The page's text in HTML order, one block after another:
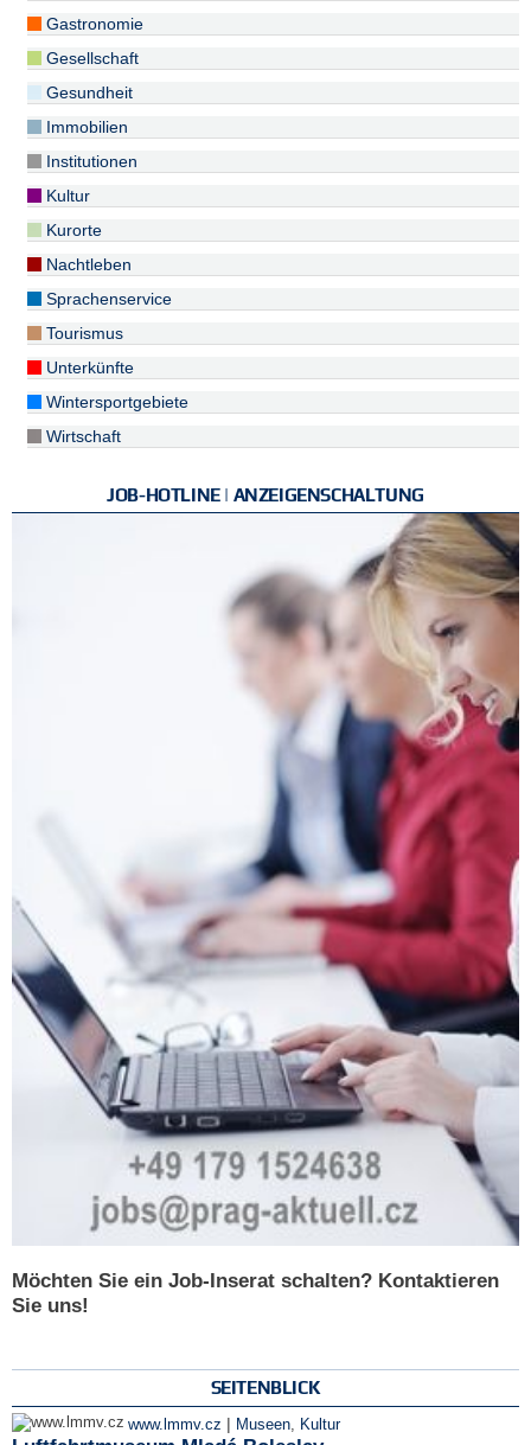
Gastronomie
Gesellschaft
Gesundheit
Immobilien
Institutionen
Kultur
Kurorte
Nachtleben
Sprachenservice
Tourismus
Unterkünfte
Wintersportgebiete
Wirtschaft
JOB-HOTLINE | ANZEIGENSCHALTUNG
Möchten Sie ein Job-Inserat schalten? Kontaktieren
Sie uns!
SEITENBLICK
www.lmmv.cz | Museen, Kultur